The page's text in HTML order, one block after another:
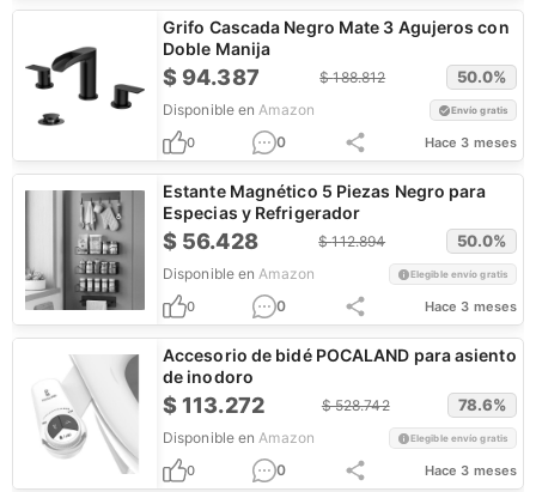
Grifo Cascada Negro Mate 3 Agujeros con
Doble Manija
$ 94.387 $188.812 50.0%
Disponible en Amazon Envío gratis
0 0 Hace 3 meses
Estante Magnético 5 Piezas Negro para
Especias y Refrigerador
$ 56.428 $112.894 50.0%
Disponible en Amazon Elegible envío gratis
0 0 Hace 3 meses
Accesorio de bidé POCALAND para asiento
de inodoro
$113.272 $528.742 78.6%
Disponible en Amazon Elegible envío gratis
0 0 Hace 3 meses